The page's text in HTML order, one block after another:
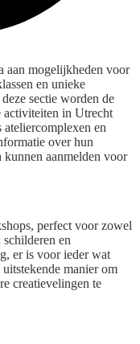
aan mogelijkheden voor
en unieke
sectie worden de
activiteiten in Utrecht
en
over hun
kunnen aanmelden voor
perfect voor zowel
en
er is voor ieder wat
manier om
creatievelingen te